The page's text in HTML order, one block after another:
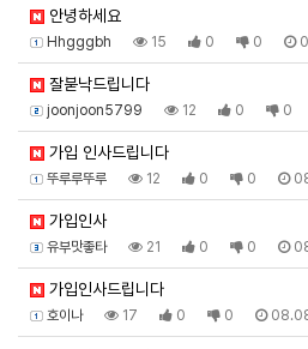
안녕하세요
Hhgggbh 15 0 0
잘붇낙드립니다
joonjoon5799 12 0 0
가입 인사드립니다
뚜루루뚜루 12 0 0
가입인사
유부맛좋타 21 0 0
가입인사드립니다
호이나 17 0 0